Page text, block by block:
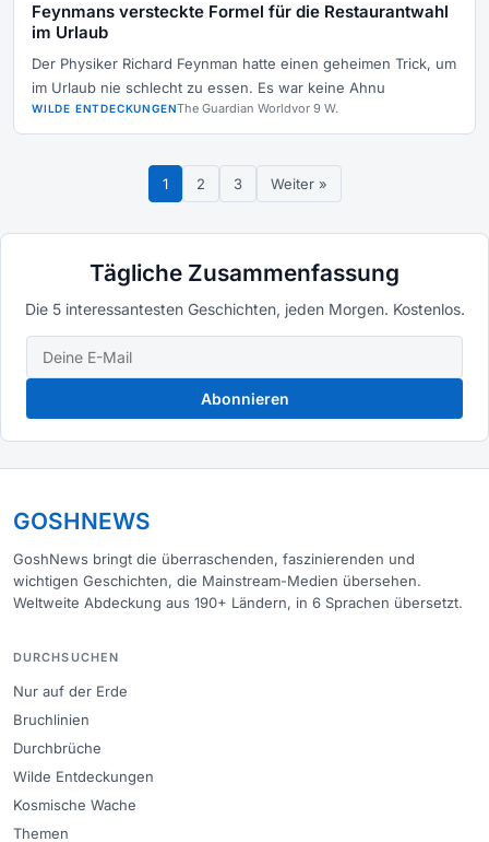
Feynmans versteckte Formel für die Restaurantwahl
im Urlaub
Der Physiker Richard Feynman hatte einen geheimen Trick, um
im Urlaub nie schlecht zu essen. Es war keine Ahnu
WILDE ENTDECKUNGENThe Guardian Worldvor 9 W.
1 2 3 Weiter »
Tägliche Zusammenfassung
Die 5 interessantesten Geschichten, jeden Morgen. Kostenlos.
Abonnieren
GOSHNEWS
GoshNews bringt die überraschenden, faszinierenden und
wichtigen Geschichten, die Mainstream-Medien übersehen.
Weltweite Abdeckung aus 190+ Ländern, in 6 Sprachen übersetzt.
DURCHSUCHEN
Nur auf der Erde
Bruchlinien
Durchbrüche
Wilde Entdeckungen
Kosmische Wache
Themen